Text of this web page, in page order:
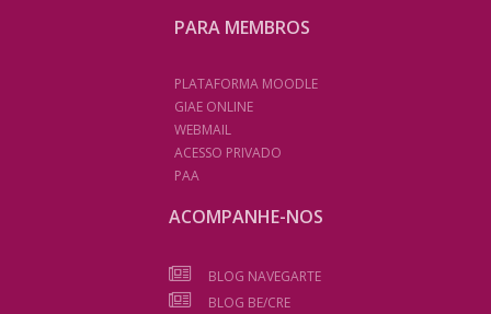
PARA MEMBROS
PLATAFORMA MOODLE
GIAE ONLINE
WEBMAIL
ACESSO PRIVADO
PAA
ACOMPANHE-NOS
BLOG NAVEGARTE
BLOG BE/CRE